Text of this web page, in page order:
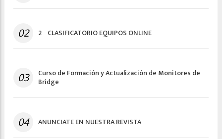
02 2º CLASIFICATORIO EQUIPOS ONLINE
03 Curso de Formación y Actualización de Monitores de
Bridge
04 ANUNCIATE EN NUESTRA REVISTA